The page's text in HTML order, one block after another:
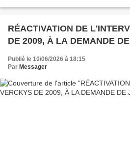
RÉACTIVATION DE
DE 2009, À LA DEMANDE
Publié le 10/06/2026 à 18:15
Par Messager